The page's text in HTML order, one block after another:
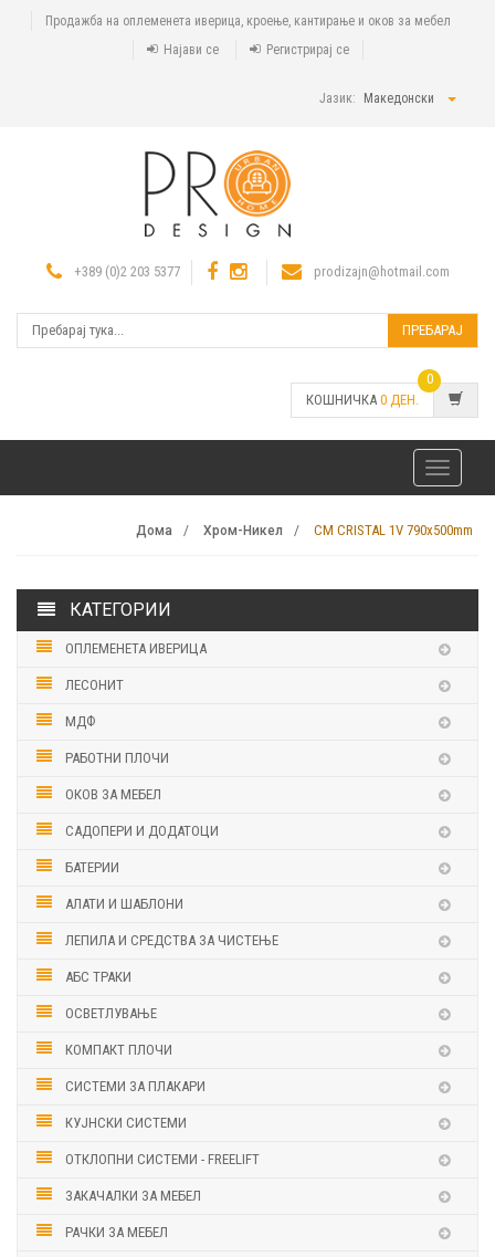
Продажба на оплеменета иверица, кроење, кантирање и оков за мебел
Најави се
Регистрирај се
Јазик: Македонски
+389 (0)2 203 5377 prodizajn@hotmail.com
ПРЕБАРАЈ
КОШНИЧКА 0 ДЕН.
0
Toggle
navigation
Дома Хром-Никел CM CRISTAL 1V 790х500mm
КАТЕГОРИИ
ОПЛЕМЕНЕТА ИВЕРИЦА
ЛЕСОНИТ
МДФ
РАБОТНИ ПЛОЧИ
ОКОВ ЗА МЕБЕЛ
САДОПЕРИ И ДОДАТОЦИ
БАТЕРИИ
АЛАТИ И ШАБЛОНИ
ЛЕПИЛА И СРЕДСТВА ЗА ЧИСТЕЊЕ
АБС ТРАКИ
ОСВЕТЛУВАЊЕ
КОМПАКТ ПЛОЧИ
СИСТЕМИ ЗА ПЛАКАРИ
КУЈНСКИ СИСТЕМИ
ОТКЛОПНИ СИСТЕМИ - FREELIFT
ЗАКАЧАЛКИ ЗА МЕБЕЛ
РАЧКИ ЗА МЕБЕЛ